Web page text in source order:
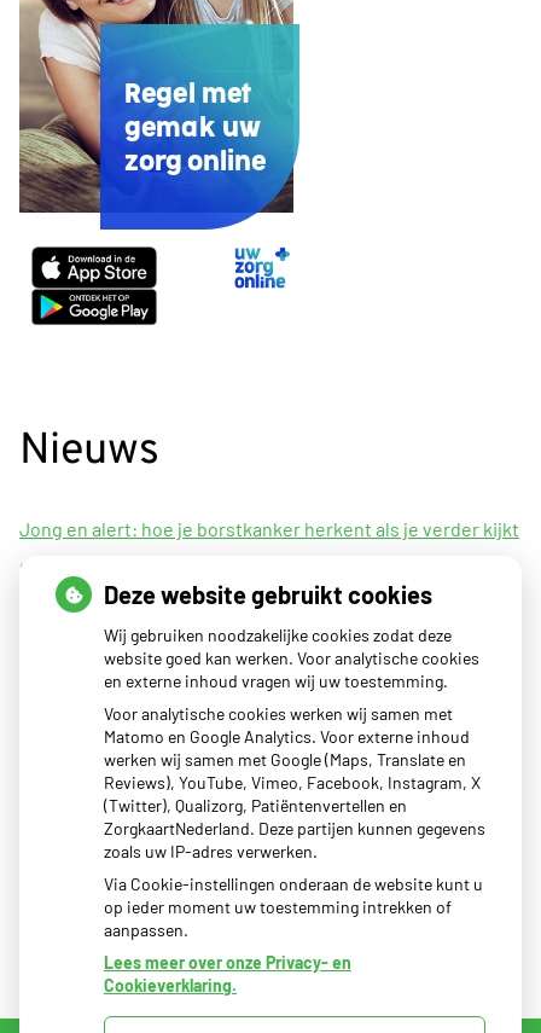
Uw
Zorg
Regel met
gemak uw
zorg online
Nieuws
Jong en alert: hoe je borstkanker herkent als je verder kijkt
dan een knobbeltje
Sinds huisartsen afslankmedicijnen mogen voorschrijven,
neemt gebruik toe
Eigen risico gaat onder toekomstig kabinet omhoog
Schurft sinds corona geen vergeten ziekte meer: aantal
uitbraken fors gestegen
CZ vergoedt zorg van twee gespecialiseerde
revalidatieartsen niet meer
Deze website gebruikt cookies
Wij gebruiken noodzakelijke cookies zodat deze
website goed kan werken. Voor analytische cookies
en externe inhoud vragen wij uw toestemming.
Voor analytische cookies werken wij samen met
Matomo en Google Analytics. Voor externe inhoud
werken wij samen met Google (Maps, Translate en
Reviews), YouTube, Vimeo, Facebook, Instagram, X
(Twitter), Qualizorg, Patiëntenvertellen en
ZorgkaartNederland. Deze partijen kunnen gegevens
zoals uw IP-adres verwerken.
Via Cookie-instellingen onderaan de website kunt u
op ieder moment uw toestemming intrekken of
aanpassen.
Lees meer over onze Privacy- en
Cookieverklaring.